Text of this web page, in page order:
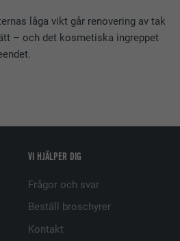
låga vikt går renovering av tak
– och det kosmetiska ingreppet
VI HJÄLPER DIG
Frågor och svar
Beställ broschyrer
Kontakt
för att spåra besökare på